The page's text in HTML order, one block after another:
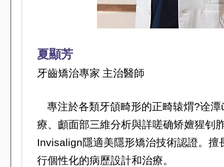
夏顯芳
牙齒矯治專家 主治醫師
專注於各類牙頜畸形的正畸辕煟?诠
療、顱面部三維分析與詳嗟确矫嬗猩钊
Invisalign隱適美隱形矯治技術認證。擅
行個性化的病歷設計和治療。